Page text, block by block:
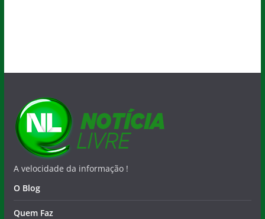
A velocidade da informação !
O Blog
Quem Faz